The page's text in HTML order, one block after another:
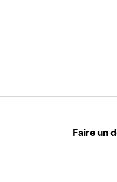
Faire un